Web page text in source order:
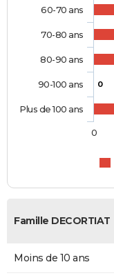
0
60-70 ans
70-80 ans
80-90 ans
90-100 ans
Plus de 100 ans
0
Famille DECORTIAT
Moins de 10 ans